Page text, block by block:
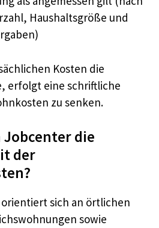
Haushaltsgröße und
Kosten die
erfolgt eine schriftliche
zu senken.
die
der
sich an örtlichen
sowie